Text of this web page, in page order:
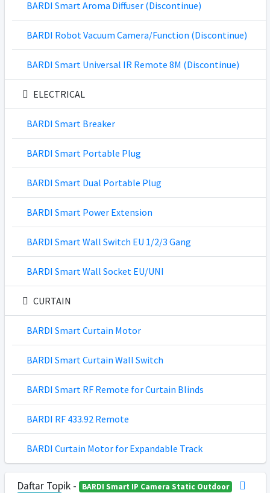
BARDI Smart Aroma Diffuser (Discontinue)
BARDI Robot Vacuum Camera/Function (Discontinue)
BARDI Smart Universal IR Remote 8M (Discontinue)
ELECTRICAL
BARDI Smart Breaker
BARDI Smart Portable Plug
BARDI Smart Dual Portable Plug
BARDI Smart Power Extension
BARDI Smart Wall Switch EU 1/2/3 Gang
BARDI Smart Wall Socket EU/UNI
CURTAIN
BARDI Smart Curtain Motor
BARDI Smart Curtain Wall Switch
BARDI Smart RF Remote for Curtain Blinds
BARDI RF 433.92 Remote
BARDI Curtain Motor for Expandable Track
Daftar Topik - BARDI Smart IP Camera Static Outdoor